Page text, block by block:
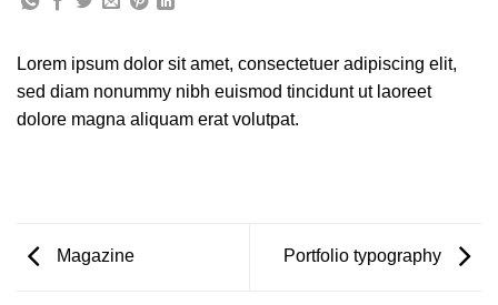
Lorem ipsum dolor sit amet, consectetuer adipiscing elit,
sed diam nonummy nibh euismod tincidunt ut laoreet
dolore magna aliquam erat volutpat.
Magazine Portfolio typography